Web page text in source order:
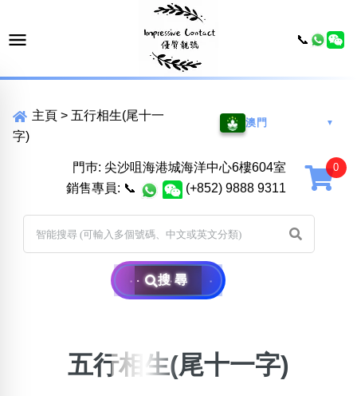
主頁 > 五行相生(尾十一
字)
澳門 ▼
門巿: 尖沙咀海港城海洋中心6樓604室
銷售專員: 📞 (+852) 9888 9311
搜尋
五行相生(尾十一字)
📞